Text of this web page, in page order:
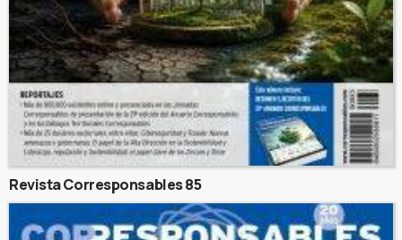
Revista Corresponsables 85